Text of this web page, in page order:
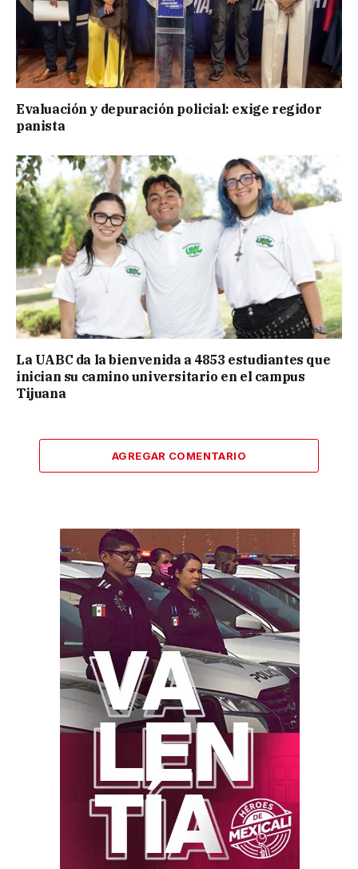
Evaluación y depuración policial: exige regidor
panista
La UABC da la bienvenida a 4853 estudiantes que
inician su camino universitario en el campus
Tijuana
AGREGAR COMENTARIO